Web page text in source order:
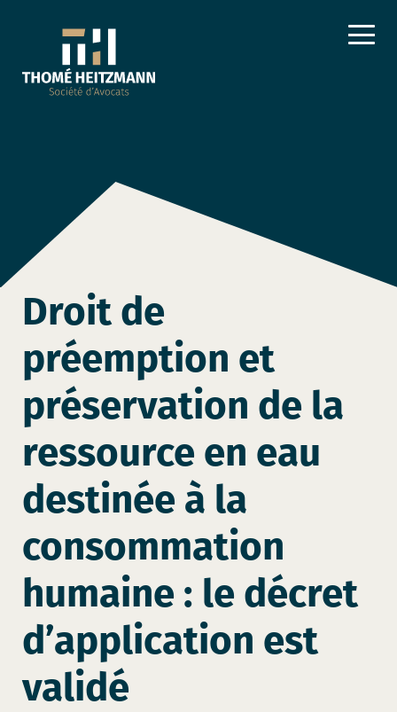
Droit de
préemption et
préservation de la
ressource en eau
destinée à la
consommation
humaine : le décret
d’application est
validé